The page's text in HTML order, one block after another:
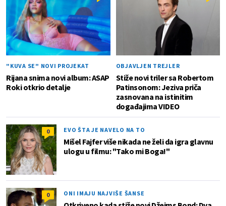
"KUVA SE" NOVI PROJEKAT
Rijana snima novi album: ASAP
Roki otkrio detalje
OBJAVLJEN TREJLER
Stiže novi triler sa Robertom
Patinsonom: Jeziva priča
zasnovana na istinitim
događajima VIDEO
0 EVO ŠTA JE NAVELO NA TO
Mišel Fajfer više nikada ne želi da igra glavnu
ulogu u filmu: "Tako mi Boga!"
0 ONI IMAJU NAJVIŠE ŠANSE